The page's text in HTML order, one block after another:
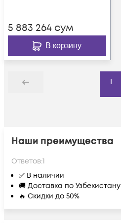
5 883 264 сум
В корзину
Назад
1
Наши преимущества
Ответов:1
✅ В наличии
🚚 Доставка по Узбекистану
🔥 Скидки до 50%